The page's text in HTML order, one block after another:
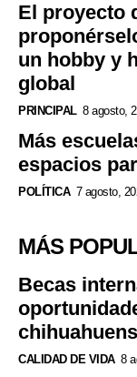
El proyecto
un hobby y
global
PRINCIPAL 8 agosto,
Más
espacios
POLÍTICA 7 agosto,
MÁS
Becas
CALIDAD DE VIDA 8